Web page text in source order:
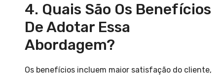
4. Quais São Os Benefícios
De Adotar Essa
Abordagem?
Os benefícios incluem maior satisfação do cliente,